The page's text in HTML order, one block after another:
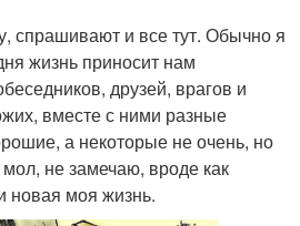
спрашивают и все тут. Обычно я
жизнь приносит нам
друзей, врагов и
вместе с ними разные
а некоторые не очень, но
не замечаю, вроде как
новая моя жизнь.